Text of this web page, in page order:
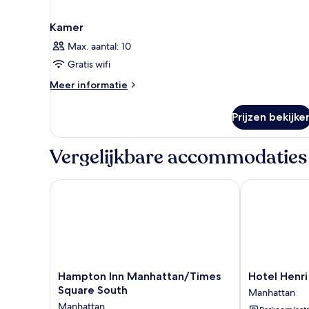
Kamer
Max. aantal: 10
Gratis wifi
Meer informatie
Meer
Prijzen
Vergelijkbare accommodaties
Hampton
Inn
Manhattan/Times
Hampton Inn Manhattan/Times
Square South
Manhattan
Hampton Inn Manhattan/Times Square South
Hotel
Henri
NY
Hotel Henri
Manhattan
Hotel Henri NY